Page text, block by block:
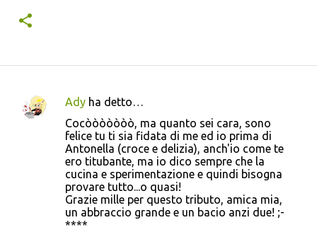
C
Ady ha detto…
Cocòòòòòòò, ma quanto sei cara, sono
felice tu ti sia fidata di me ed io prima di
Antonella (croce e delizia), anch'io come te
ero titubante, ma io dico sempre che la
cucina e sperimentazione e quindi bisogna
provare tutto...o quasi!
Grazie mille per questo tributo, amica mia,
un abbraccio grande e un bacio anzi due! ;-
****